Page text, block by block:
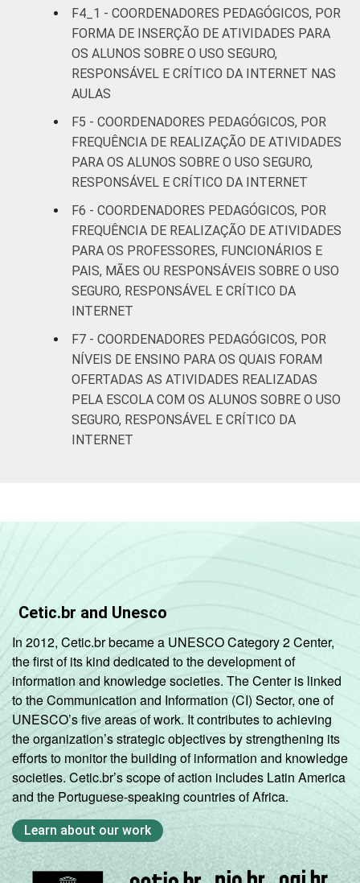
Públicas
(Municipal,
Estadual e
87 13
Particular 99 1
NÍVEL DE ENSINO
OFERTADO
Até anos
Ensino
Fundamental
81 19
Até anos
finais do
92
Até Ensino
Médio ou
Educação
Profissional
98 2
De 51 a 150
De 301 a 500
matrículas
99 1
De 501 a
1.000
matrículas
96 4
Mais de
1.000
95
ESCOLA COM
INTERNET E
Sim 94
F4_1 - COORDENADORES PEDAGÓGICOS, POR
FORMA DE INSERÇÃO DE ATIVIDADES PARA
OS ALUNOS SOBRE O USO SEGURO,
RESPONSÁVEL E CRÍTICO DA INTERNET NAS
AULAS
F5 - COORDENADORES PEDAGÓGICOS, POR
FREQUÊNCIA DE REALIZAÇÃO DE ATIVIDADES
PARA OS ALUNOS SOBRE O USO SEGURO,
RESPONSÁVEL E CRÍTICO DA INTERNET
F6 - COORDENADORES PEDAGÓGICOS, POR
FREQUÊNCIA DE REALIZAÇÃO DE ATIVIDADES
PARA OS PROFESSORES, FUNCIONÁRIOS E
PAIS, MÃES OU RESPONSÁVEIS SOBRE O USO
SEGURO, RESPONSÁVEL E CRÍTICO DA
INTERNET
F7 - COORDENADORES PEDAGÓGICOS, POR
NÍVEIS DE ENSINO PARA OS QUAIS FORAM
OFERTADAS AS ATIVIDADES REALIZADAS
PELA ESCOLA COM OS ALUNOS SOBRE O USO
SEGURO, RESPONSÁVEL E CRÍTICO DA
INTERNET
Cetic.br and Unesco
In 2012, Cetic.br became a UNESCO Category 2 Center,
the first of its kind dedicated to the development of
information and knowledge societies. The Center is linked
to the Communication and Information (CI) Sector, one of
UNESCO’s five areas of work. It contributes to achieving
the organization’s strategic objectives by strengthening its
efforts to monitor the building of information and knowledge
societies. Cetic.br’s scope of action includes Latin America
and the Portuguese-speaking countries of Africa.
Learn about our work